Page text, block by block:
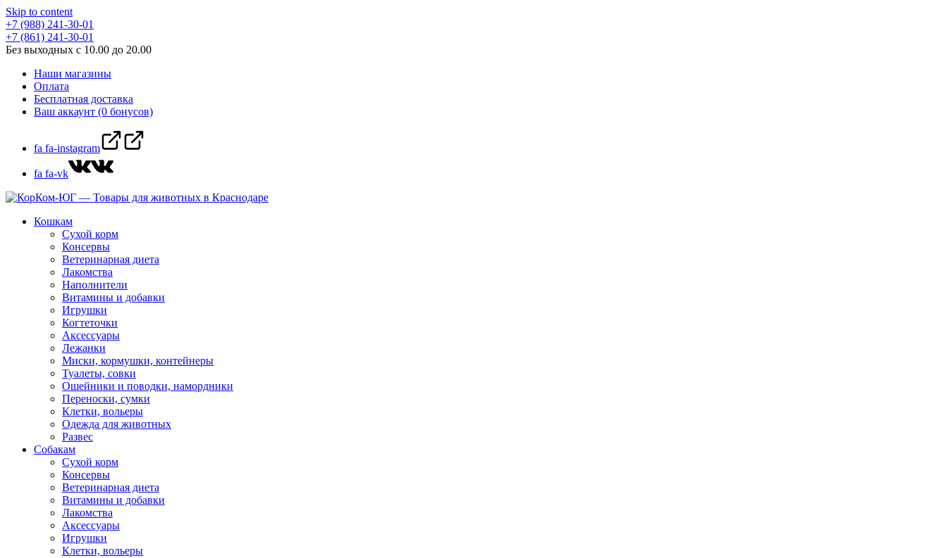
Skip to content
+7 (988) 241-30-01
+7 (861) 241-30-01
Без выходных с 10.00 до 20.00
Наши магазины
Оплата
Бесплатная доставка
Ваш аккаунт (0 бонусов)
fa fa-instagram
fa fa-vk
Кошкам
Сухой корм
Консервы
Ветеринарная диета
Лакомства
Наполнители
Витамины и добавки
Игрушки
Когтеточки
Аксессуары
Лежанки
Миски, кормушки, контейнеры
Туалеты, совки
Ошейники и поводки, намордники
Переноски, сумки
Клетки, вольеры
Одежда для животных
Развес
Собакам
Сухой корм
Консервы
Ветеринарная диета
Витамины и добавки
Лакомства
Аксессуары
Игрушки
Клетки, вольеры